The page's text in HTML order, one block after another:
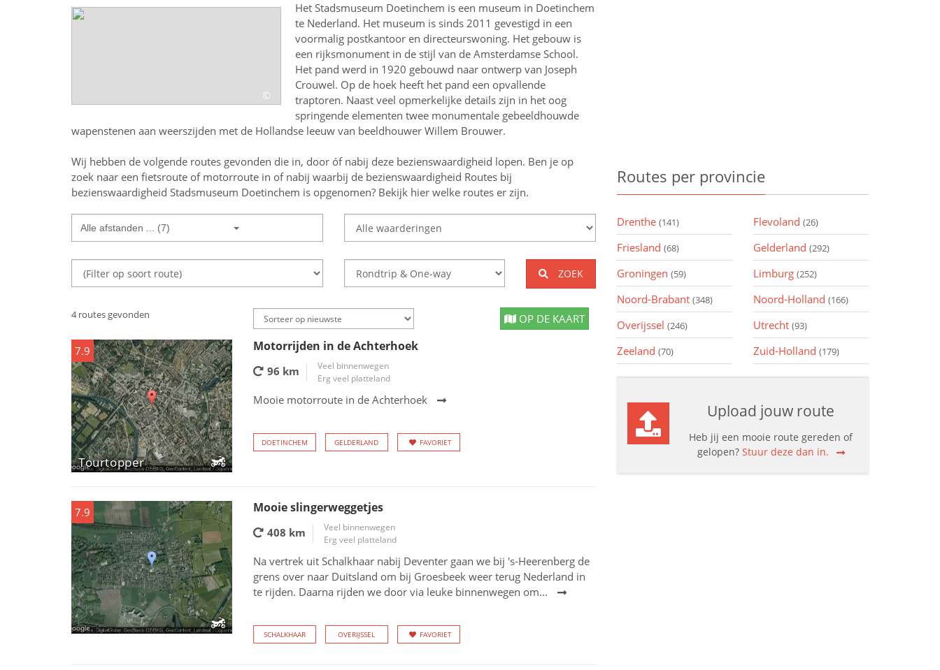
©
Het Stadsmuseum Doetinchem is een museum in Doetinchem
te Nederland. Het museum is sinds 2011 gevestigd in een
voormalig postkantoor en directeurswoning. Het gebouw is
een rijksmonument in de stijl van de Amsterdamse School.
Het pand werd in 1920 gebouwd naar ontwerp van Joseph
Crouwel. Op de hoek heeft het pand een opvallende
traptoren. Naast veel opmerkelijke details zijn in het oog
springende elementen twee monumentale gebeeldhouwde
wapenstenen aan weerszijden met de Hollandse leeuw van beeldhouwer Willem Brouwer.
Wij hebben de volgende routes gevonden die in, door óf nabij deze bezienswaardigheid lopen. Ben je op
zoek naar een fietsroute of motorroute in of nabij waarbij de bezienswaardigheid Routes bij
bezienswaardigheid Stadsmuseum Doetinchem is opgenomen? Bekijk hier welke routes er zijn.
Alle afstanden ... (7)
ZOEK
4 routes gevonden OP DE KAART
7.9
Tourtopper
Motorrijden in de Achterhoek
96 km
Veel binnenwegen
Erg veel platteland
Mooie motorroute in de Achterhoek
DOETINCHEM GELDERLAND FAVORIET
7.9 Mooie slingerweggetjes
408 km
Veel binnenwegen
Erg veel platteland
Na vertrek uit Schalkhaar nabij Deventer gaan we bij 's-Heerenberg de
grens over naar Duitsland om bij Groesbeek weer terug Nederland in
te rijden. Daarna rijden we door via leuke binnenwegen om...
SCHALKHAAR OVERIJSSEL FAVORIET
Routes per provincie
Drenthe (141) Flevoland (26)
Friesland (68) Gelderland (292)
Groningen (59) Limburg (252)
Noord-Brabant (348) Noord-Holland (166)
Overijssel (246) Utrecht (93)
Zeeland (70) Zuid-Holland (179)
Upload jouw route
Heb jij een mooie route gereden of
gelopen? Stuur deze dan in.